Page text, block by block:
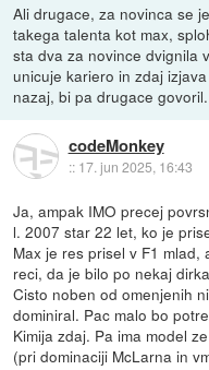
Ali drugace, za novinca se
takega talenta kot max,
sta dva za novince dvignila
unicuje kariero in zdaj
nazaj, bi pa drugace govoril.
codeMonkey
:: 17. jun 2025, 16:43
Ja, ampak IMO precej
l. 2007 star 22 let, ko je
Max je res prisel v F1
reci, da je bilo po nekaj
Cisto noben od omenjenih
dominiral. Pac malo bo
Kimija zdaj. Pa ima model
(pri dominaciji McLarna in